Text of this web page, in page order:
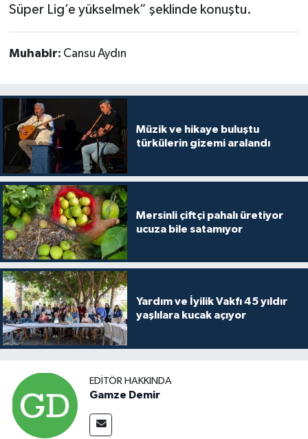
Süper Lig’e yükselmek” şeklinde konuştu.
Muhabir: Cansu Aydın
Müzik ve hikaye buluştu
türkülerin gizemi aralandı
Mersinli çiftçi pahalı üretiyor
ucuza bile satamıyor
Yardım ve İyilik Vakfı 45 yıldır
yaşlılara kucak açıyor
EDITÖR HAKKINDA
Gamze Demir